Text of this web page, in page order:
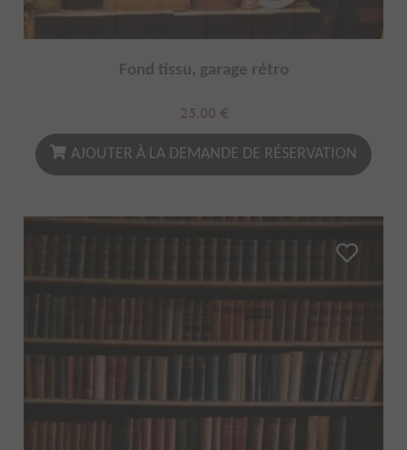
Fond tissu, garage rétro
25.00 €
AJOUTER À LA DEMANDE DE RÉSERVATION